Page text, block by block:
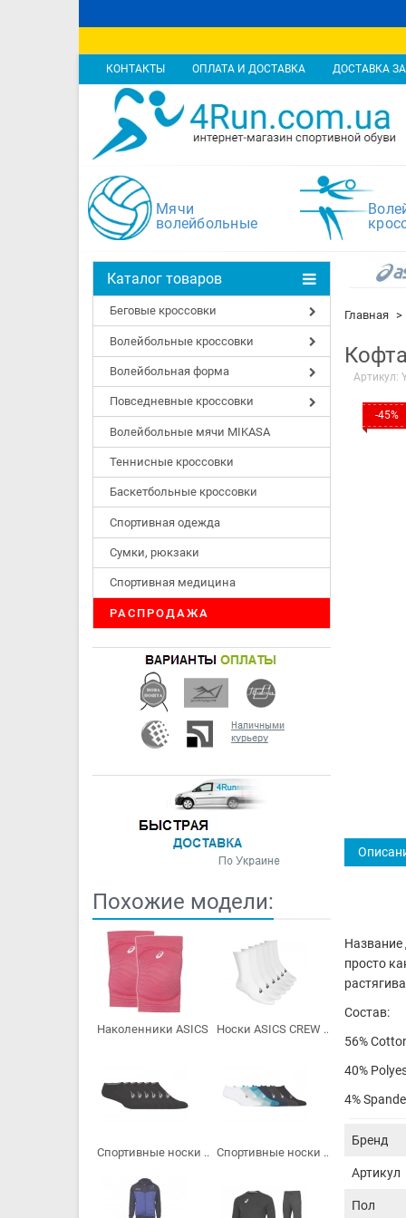
КОНТАКТЫ ОПЛАТА И ДОСТАВКА ДОСТАВКА
Мячи
волейбольные
Каталог товаров
Беговые кроссовки
Волейбольные кроссовки
Волейбольная форма
Повседневные кроссовки
Волейбольные мячи MIKASA
Теннисные кроссовки
Баскетбольные кроссовки
Спортивная одежда
Сумки, рюкзаки
Спортивная медицина
РАСПРОДАЖА
Похожие модели:
Наколенники ASICS... Носки ASICS CREW ...
Спортивные носки ... Спортивные носки ...
Главная
Артикул:
-45%
Название
просто
Состав:
56%
40%
4%
Бренд
Артикул
Пол